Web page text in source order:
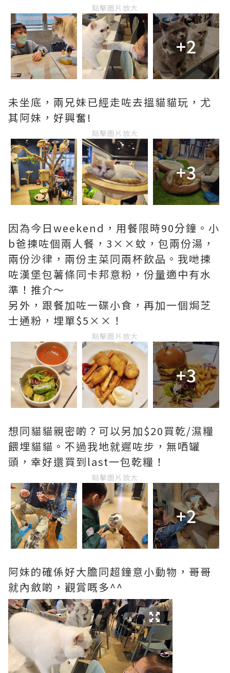
點擊圖片放大
+2
未坐底，兩兄妹已經走咗去搵貓貓玩，尤
其阿妹，好興奮!
點擊圖片放大
+3
因為今日weekend，用餐限時90分鐘。小
b爸揀咗個兩人餐，3××蚊，包兩份湯，
兩份沙律，兩份主菜同兩杯飲品。我哋揀
咗漢堡包薯條同卡邦意粉，份量適中有水
準！推介～
另外，跟餐加咗一碟小食，再加一個焗芝
士通粉，埋單$5××！
點擊圖片放大
+3
想同貓貓親密啲？可以另加$20買乾/濕糧
餵埋貓貓。不過我地就遲咗步，無哂罐
頭，幸好還買到last一包乾糧！
點擊圖片放大
+2
阿妹的確係好大膽同超鐘意小動物，哥哥
就內斂啲，觀賞嘅多^^